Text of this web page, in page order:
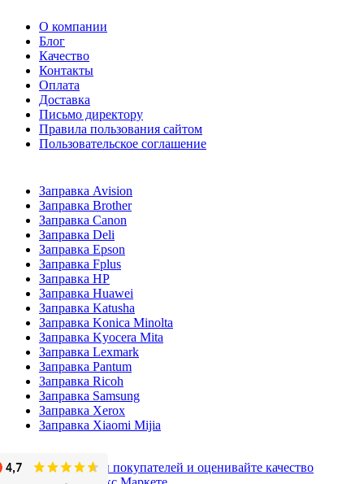
О компании
Блог
Качество
Контакты
Оплата
Доставка
Письмо директору
Правила пользования сайтом
Пользовательское соглашение
Заправка Avision
Заправка Brother
Заправка Canon
Заправка Deli
Заправка Epson
Заправка Fplus
Заправка HP
Заправка Huawei
Заправка Katusha
Заправка Konica Minolta
Заправка Kyocera Mita
Заправка Lexmark
Заправка Pantum
Заправка Ricoh
Заправка Samsung
Заправка Xerox
Заправка Xiaomi Mijia